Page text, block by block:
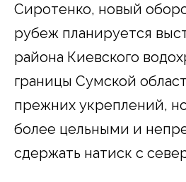
Сиротенко, новый
рубеж планируется
района Киевского
границы Сумской
прежних укреплений,
более цельными и
сдержать натиск с